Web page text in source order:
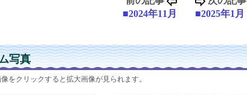
■2024年11月
■2025年1月
写真
をクリックすると拡大画像が見られます。